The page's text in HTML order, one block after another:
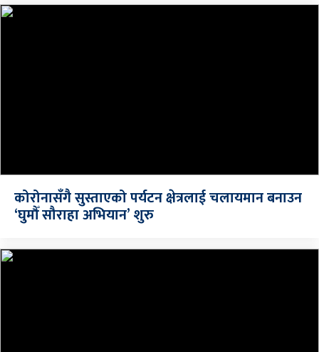
कोरोनासँगै सुस्ताएको पर्यटन क्षेत्रलाई चलायमान बनाउन
‘घुमौँ सौराहा अभियान’ शुरु